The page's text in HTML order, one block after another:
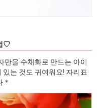
♡
만을 수채화로 만드는 아이
는 것도 귀여워요! 자리표